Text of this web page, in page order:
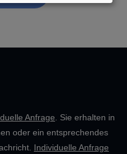
Anfrage . Sie erhalten in
oder ein entsprechendes
Individuelle Anfrage